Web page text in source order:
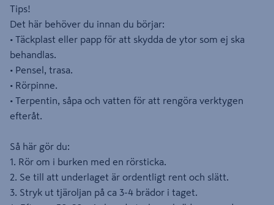
Tips!
Det här behöver du innan du börjar:
• Täckplast eller papp för att skydda de ytor som ej ska
behandlas.
• Pensel, trasa.
• Rörpinne.
• Terpentin, såpa och vatten för att rengöra verktygen
efteråt.
Så här gör du:
1. Rör om i burken med en rörsticka.
2. Se till att underlaget är ordentligt rent och slätt.
3. Stryk ut tjäroljan på ca 3-4 brädor i taget.